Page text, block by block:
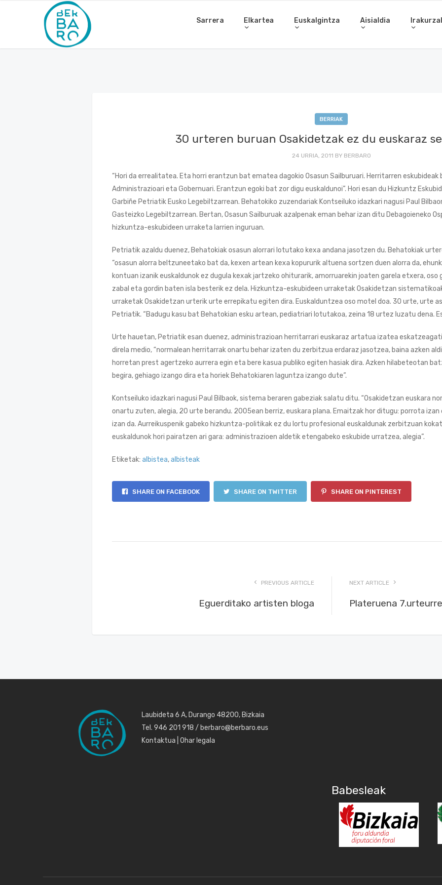
Sarrera Elkartea Euskalgintza Aisialdia
BERRIAK
30 urteren buruan Osakidetzak ez du euskaraz
24 URRIA, 2011 BY BERBARO
“Hori da errealitatea. Eta horri erantzun bat ematea dagokio Osasun Sailburuari. Herritarren
Administrazioari eta Gobernuari. Erantzun egoki bat zor digu euskaldunoi”. Hori esan du Hizkuntz
Garbiñe Petriatik Eusko Legebiltzarrean. Behatokiko zuzendariak Kontseiluko idazkari nagusi Paul
Gasteizko Legebiltzarrean. Bertan, Osasun Sailburuak azalpenak eman behar izan ditu Debagoieneko
hizkuntza-eskubideen urraketa larrien inguruan.
Petriatik azaldu duenez, Behatokiak osasun alorrari lotutako kexa andana jasotzen du. Behatokiak
“osasun alorra beltzuneetako bat da, kexen artean kexa kopururik altuena sortzen duen alorra da,
kontuan izanik euskaldunok ez dugula kexak jartzeko ohiturarik, amorruarekin joaten garela etxera,
zabal eta gordin baten isla besterik ez dela. Hizkuntza-eskubideen urraketak Osakidetzan
urraketak Osakidetzan urterik urte errepikatu egiten dira. Euskalduntzea oso motel doa. 30 urte, urte
Petriatik. “Badugu kasu bat Behatokian esku artean, pediatriari lotutakoa, zeina 18 urtez luzatu dena.
Urte hauetan, Petriatik esan duenez, administrazioan herritarrari euskaraz artatua izatea
direla medio, “normalean herritarrak onartu behar izaten du zerbitzua erdaraz jasotzea, baina azken
horretan prest agertzeko aurrera egin eta bere kasua publiko egiten hasiak dira. Azken hilabeteotan
begira, gehiago izango dira eta horiek Behatokiaren laguntza izango dute”.
Kontseiluko idazkari nagusi Paul Bilbaok, sistema beraren gabeziak salatu ditu. “Osakidetzan euskara
onartu zuten, alegia, 20 urte berandu. 2005ean berriz, euskara plana. Emaitzak hor ditugu: porrota izan
izan da. Aurreikuspenik gabeko hizkuntza-politikak ez du lortu profesional euskaldunak zerbitzuan
euskaldunok hori pairatzen ari gara: administrazioen aldetik etengabeko eskubide urratzea, alegia”.
Etiketak: albistea,albisteak
SHARE ON FACEBOOK SHARE ON TWITTER SHARE ON PINTEREST
PREVIOUS ARTICLE
Eguerditako artisten bloga
NEXT ARTICLE
Plateruena
Laubideta 6 A, Durango 48200, Bizkaia
Tel. 946 201 918 / berbaro@berbaro.eus
Kontaktua Ohar legala
Babesleak